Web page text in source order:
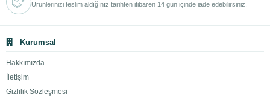
Ürünlerinizi teslim aldığınız tarihten itibaren 14 gün içinde iade edebilirsiniz.
Kurumsal
Hakkımızda
İletişim
Gizlilik Sözleşmesi